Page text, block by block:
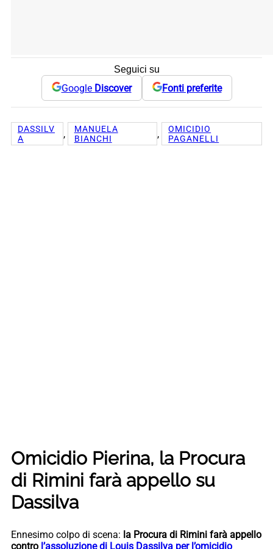
Seguici su
Google Discover Fonti preferite
DASSILV
A
,
MANUELA
BIANCHI
,
OMICIDIO
PAGANELLI
Omicidio Pierina, la Procura
di Rimini farà appello su
Dassilva
Ennesimo colpo di scena: la Procura di Rimini farà appello
contro l’assoluzione di Louis Dassilva per l’omicidio